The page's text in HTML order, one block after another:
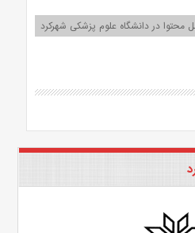
محتوا در دانشگاه علوم پزشکی شهرکرد